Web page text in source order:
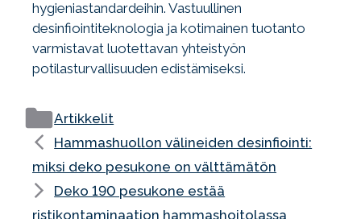
hygieniastandardeihin. Vastuullinen
desinfiointiteknologia ja kotimainen tuotanto
varmistavat luotettavan yhteistyön
potilasturvallisuuden edistämiseksi.
Kategoriat
Artikkelit
Hammashuollon välineiden desinfiointi:
miksi deko pesukone on välttämätön
Deko 190 pesukone estää
ristikontaminaation hammashoitolassa